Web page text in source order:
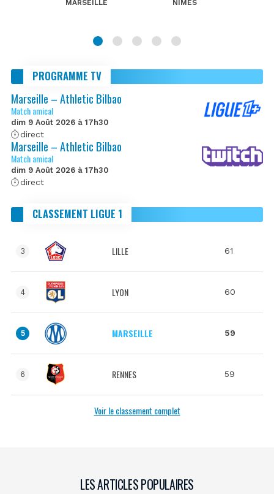
MARSEILLE NIMES
PROGRAMME TV
Marseille – Athletic Bilbao
Match amical
dim 9 Août 2026 à 17h30
direct
Marseille – Athletic Bilbao
Match amical
dim 9 Août 2026 à 17h30
direct
CLASSEMENT LIGUE 1
3 LILLE 61
4 LYON 60
5 MARSEILLE 59
6 RENNES 59
Voir le classement complet
LES ARTICLES POPULAIRES